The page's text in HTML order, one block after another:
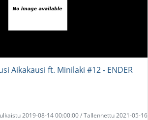
Aikakausi ft. Minilaki #12 - ENDER
2019-08-14 00:00:00 / Tallennettu 2021-05-16